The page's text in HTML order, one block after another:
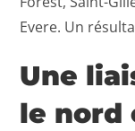
Evere. Un
Une
le nord